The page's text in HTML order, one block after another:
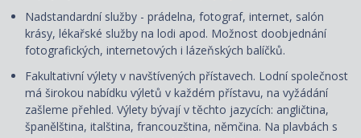
Nadstandardní služby - prádelna, fotograf, internet, salón
krásy, lékařské služby na lodi apod. Možnost doobjednání
fotografických, internetových i lázeňských balíčků.
Fakultativní výlety v navštívených přístavech. Lodní společnost
má širokou nabídku výletů v každém přístavu, na vyžádání
zašleme přehled. Výlety bývají v těchto jazycích: angličtina,
španělština, italština, francouzština, němčina. Na plavbách s